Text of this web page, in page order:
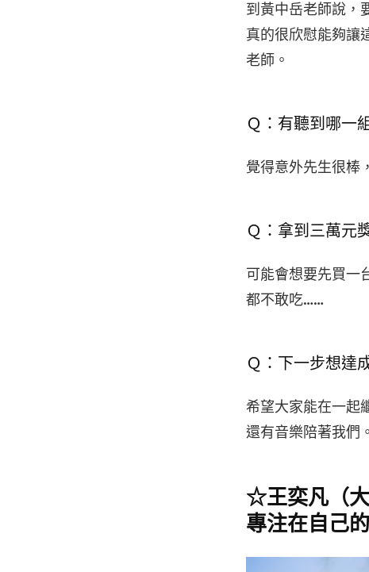
到黃中岳老師說，
真的很欣慰能夠讓
老師。
Ｑ：有聽到哪一
覺得意外先生很棒
Ｑ：拿到三萬元
可能會想要先買一
都不敢吃……
Ｑ：下一步想達
希望大家能在一起
還有音樂陪著我們
☆王奕凡（
專注在自己